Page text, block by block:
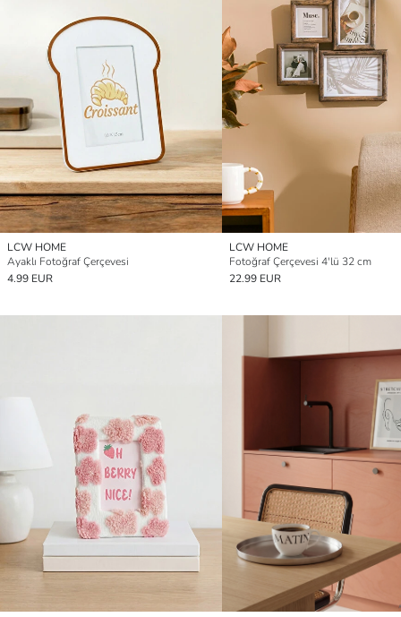
LCW HOME
Ayaklı Fotoğraf Çerçevesi
4.99 EUR
LCW HOME
Fotoğraf Çerçevesi 4'lü 32 cm
22.99 EUR